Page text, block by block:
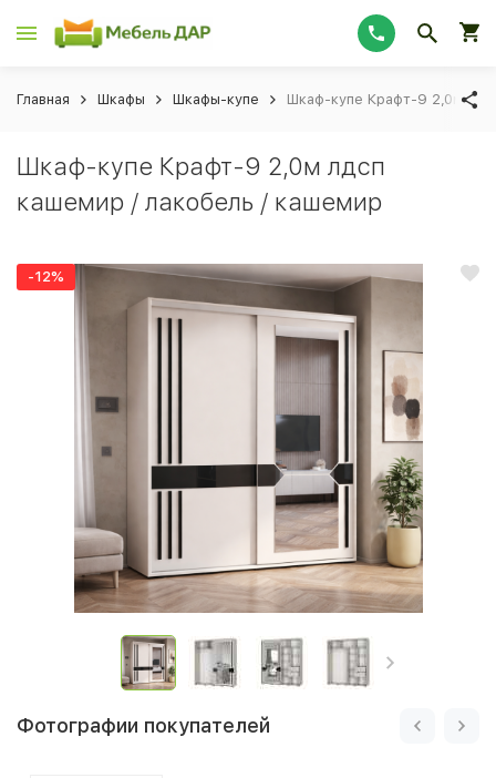
Главная Шкафы Шкафы-купе Шкаф-купе Крафт-9 2,0м
Шкаф-купе Крафт-9 2,0м лдсп
кашемир / лакобель / кашемир
-12%
Фотографии покупателей